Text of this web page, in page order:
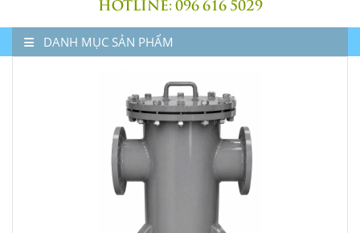
DANH MỤC SẢN PHẨM